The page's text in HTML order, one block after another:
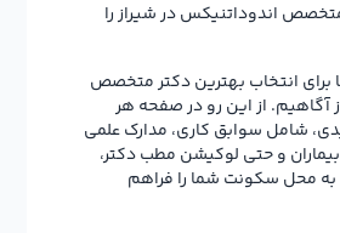
اندوداتنیکس در شیراز را
برای انتخاب بهترین دکتر متخصص
آگاهیم. از این رو در صفحه هر
شامل سوابق کاری، مدارک علمی
بیماران و حتی لوکیشن مطب دکتر،
محل سکونت شما را فراهم